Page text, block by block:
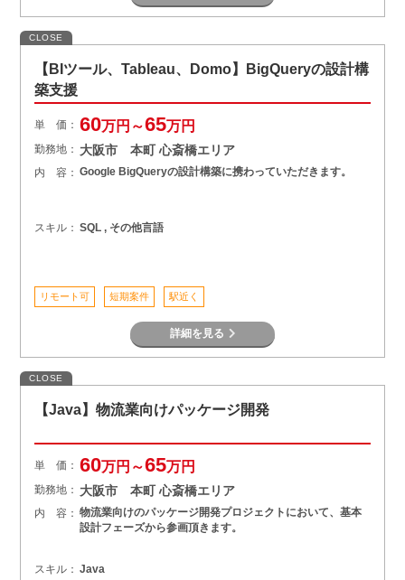
CLOSE
【BIツール、Tableau、Domo】BigQueryの設計構
築支援
単 価： 60万円～65万円
勤務地： 大阪市 本町 心斎橋エリア
内 容： Google BigQueryの設計構築に携わっていただきます。
スキル： SQL , その他言語
リモート可 短期案件 駅近く
詳細を見る
CLOSE
【Java】物流業向けパッケージ開発
単 価： 60万円～65万円
勤務地： 大阪市 本町 心斎橋エリア
内 容： 物流業向けのパッケージ開発プロジェクトにおいて、基本
設計フェーズから参画頂きます。
スキル： Java